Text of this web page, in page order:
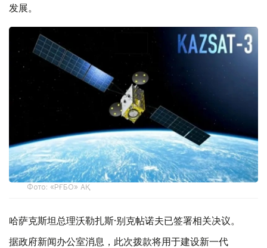
发展。
Фото: «РҒБО» АҚ
哈萨克斯坦总理沃勒扎斯·别克帖诺夫已签署相关决议。
据政府新闻办公室消息，此次拨款将用于建设新一代